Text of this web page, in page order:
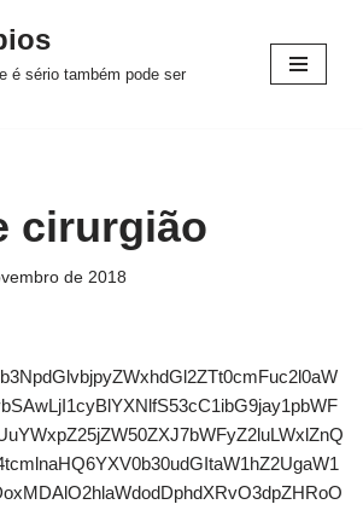
é sério também pode ser
cirurgião
de 2018